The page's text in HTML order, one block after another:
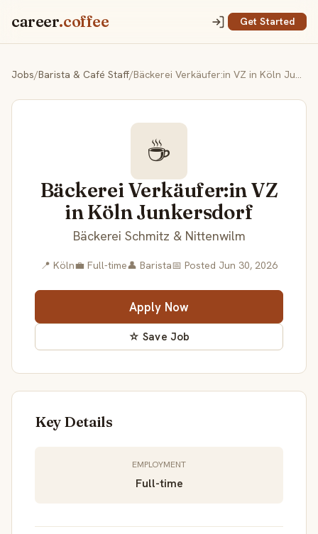
career.coffee Get Started
Jobs/Barista & Café Staff/ Bäckerei Verkäufer:in VZ in Köln Junkersdorf
☕
Bäckerei Verkäufer:in VZ
in Köln Junkersdorf
Bäckerei Schmitz & Nittenwilm
📍 Köln💼 Full-time👤 Barista📅 Posted Jun 30, 2026
Apply Now
☆ Save Job
Key Details
EMPLOYMENT
Full-time